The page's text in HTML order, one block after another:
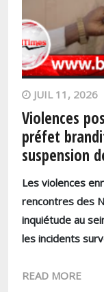
JUIL 11, 2026
Violences
préfet
suspension
Les violences
rencontres des
inquiétude au
les incidents
READ MORE